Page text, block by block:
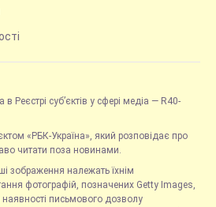
в Реєстрі суб’єктів у сфері медіа — R40-
«РБК-Україна», який розповідає про
читати поза новинами.
зображення належать їхнім
фотографій, позначених Getty Images,
письмового дозволу